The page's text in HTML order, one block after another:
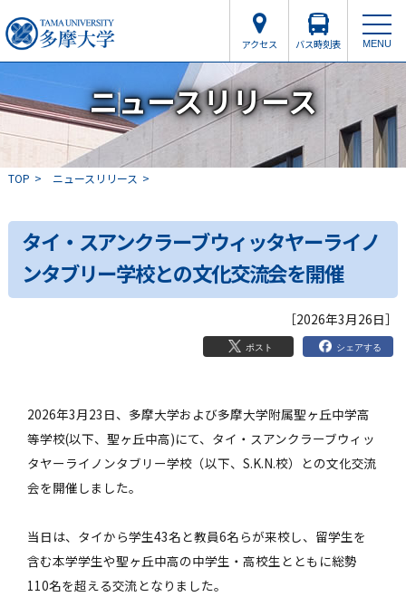
アクセス バス時刻表 MENU
ニュースリリース
TOP ニュースリリース
タイ・スアンクラーブウィッタヤーライノ
ンタブリー学校との文化交流会を開催
［2026年3月26日］
ポスト シェアする
2026年3月23日、多摩大学および多摩大学附属聖ヶ丘中学高
等学校(以下、聖ヶ丘中高)にて、タイ・スアンクラーブウィッ
タヤーライノンタブリー学校（以下、S.K.N.校）との文化交流
会を開催しました。
当日は、タイから学生43名と教員6名らが来校し、留学生を
含む本学学生や聖ヶ丘中高の中学生・高校生とともに総勢
110名を超える交流となりました。